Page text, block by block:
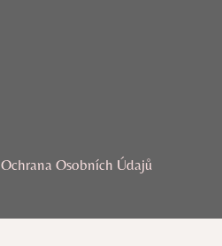
Ochrana Osobních Údajů